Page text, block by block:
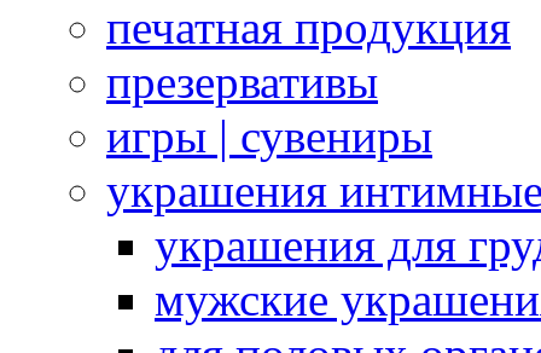
печатная продукция
презервативы
игры | сувениры
украшения
украшения для
мужские